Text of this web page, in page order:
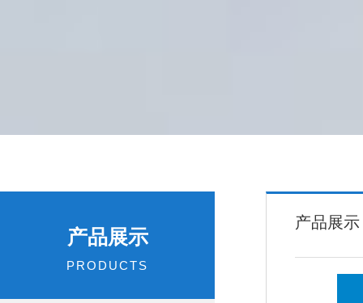
产品展示
PRODUCTS
产品展示